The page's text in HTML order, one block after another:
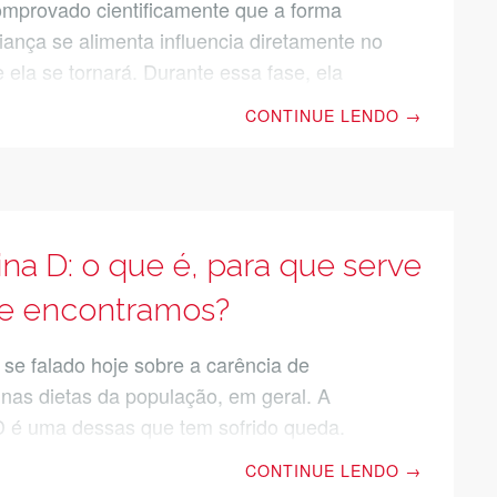
cientificamente que a forma
se alimenta influencia diretamente no
ela se tornará. Durante essa fase, ela
tão reforçado pelos especialistas a
de uma alimentação infantil saudável.
é nenhuma novidade. Ainda assim,
CONTINUE LENDO →
D: o que é, para que serve
encontramos?
falado hoje sobre a carência de
dietas da população, em geral. A
é uma dessas que tem sofrido queda.
CONTINUE LENDO →